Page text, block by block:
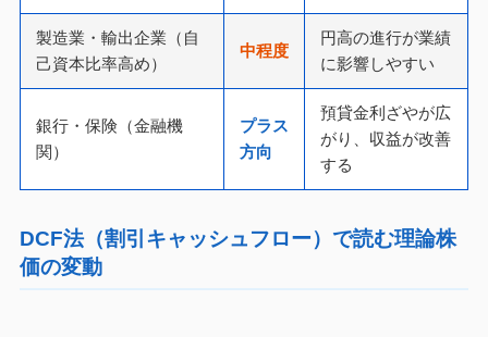
製造業・輸出企業（自
己資本比率高め）
中程度
円高の進行が業績
に影響しやすい
銀行・保険（金融機
関）
プラス
方向
預貸金利ざやが広
がり、収益が改善
する
DCF法（割引キャッシュフロー）で読む理論株
価の変動